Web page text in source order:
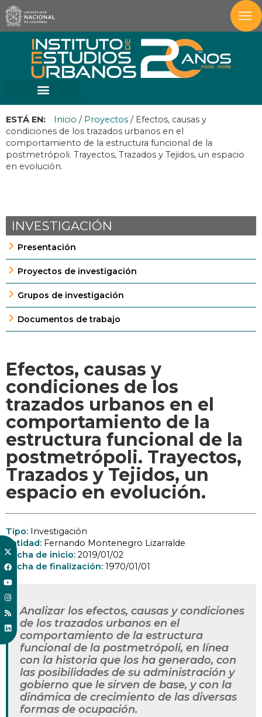
ESTÁ EN: Inicio / Proyectos / Efectos, causas y
condiciones de los trazados urbanos en el
comportamiento de la estructura funcional de la
postmetrópoli. Trayectos, Trazados y Tejidos, un espacio
en evolución.
INVESTIGACIÓN
Presentación
Proyectos de investigación
Grupos de investigación
Documentos de trabajo
Efectos, causas y
condiciones de los
trazados urbanos en el
comportamiento de la
estructura funcional de la
postmetrópoli. Trayectos,
Trazados y Tejidos, un
espacio en evolución.
Tipo: Investigación
Entidad: Fernando Montenegro Lizarralde
Fecha de inicio: 2019/01/02
Fecha de finalización: 1970/01/01
Analizar los efectos, causas y condiciones
de los trazados urbanos en el
comportamiento de la estructura
funcional de la postmetrópoli, en línea
con la historia que los ha generado, con
las posibilidades de su administración y
gobierno que le sirven de base, y con la
dinámica de crecimiento de las diversas
formas de ocupación.